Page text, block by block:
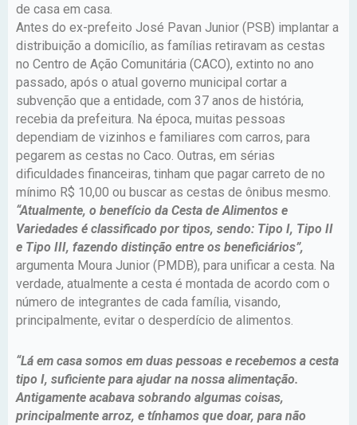
de casa em casa.
Antes do ex-prefeito José Pavan Junior (PSB) implantar a
distribuição a domicílio, as famílias retiravam as cestas
no Centro de Ação Comunitária (CACO), extinto no ano
passado, após o atual governo municipal cortar a
subvenção que a entidade, com 37 anos de história,
recebia da prefeitura. Na época, muitas pessoas
dependiam de vizinhos e familiares com carros, para
pegarem as cestas no Caco. Outras, em sérias
dificuldades financeiras, tinham que pagar carreto de no
mínimo R$ 10,00 ou buscar as cestas de ônibus mesmo.
“Atualmente, o benefício da Cesta de Alimentos e
Variedades é classificado por tipos, sendo: Tipo I, Tipo II
e Tipo III, fazendo distinção entre os beneficiários”,
argumenta Moura Junior (PMDB), para unificar a cesta. Na
verdade, atualmente a cesta é montada de acordo com o
número de integrantes de cada família, visando,
principalmente, evitar o desperdício de alimentos.
“Lá em casa somos em duas pessoas e recebemos a cesta
tipo I, suficiente para ajudar na nossa alimentação.
Antigamente acabava sobrando algumas coisas,
principalmente arroz, e tínhamos que doar, para não